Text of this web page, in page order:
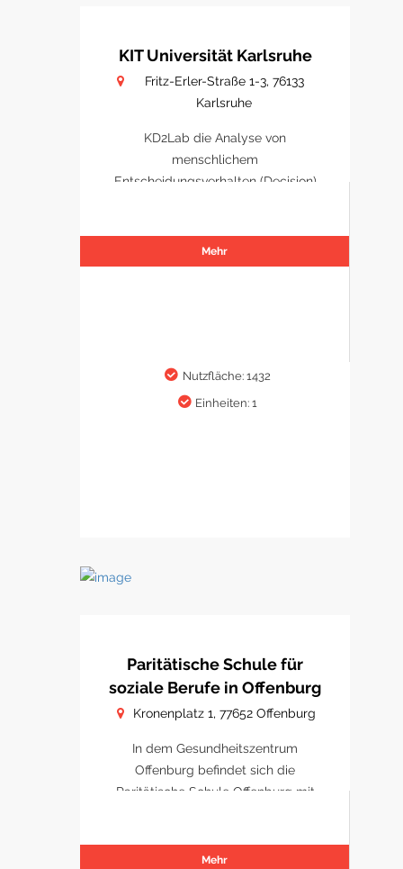
KIT Universität Karlsruhe
Fritz-Erler-Straße 1-3, 76133
Karlsruhe
KD2Lab die Analyse von
menschlichem
Entscheidungsverhalten (Decision)
Mehr
Nutzfläche: 1432
Einheiten: 1
Paritätische Schule für
soziale Berufe in Offenburg
Kronenplatz 1, 77652 Offenburg
In dem Gesundheitszentrum
Offenburg befindet sich die
Paritätische Schule Offenburg mit
Mehr